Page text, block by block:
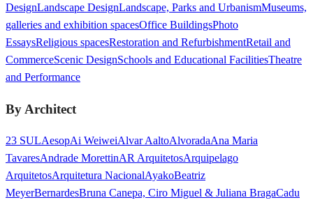
DesignLandscape DesignLandscape, Parks and UrbanismMuseums,
galleries and exhibition spacesOffice BuildingsPhoto
EssaysReligious spacesRestoration and RefurbishmentRetail and
CommerceScenic DesignSchools and Educational FacilitiesTheatre
and Performance
By Architect
23 SULAesopAi WeiweiAlvar AaltoAlvoradaAna Maria
TavaresAndrade MorettinAR ArquitetosArquipelago
ArquitetosArquitetura NacionalAyakoBeatriz
MeyerBernardesBruna Canepa, Ciro Miguel & Juliana BragaCadu